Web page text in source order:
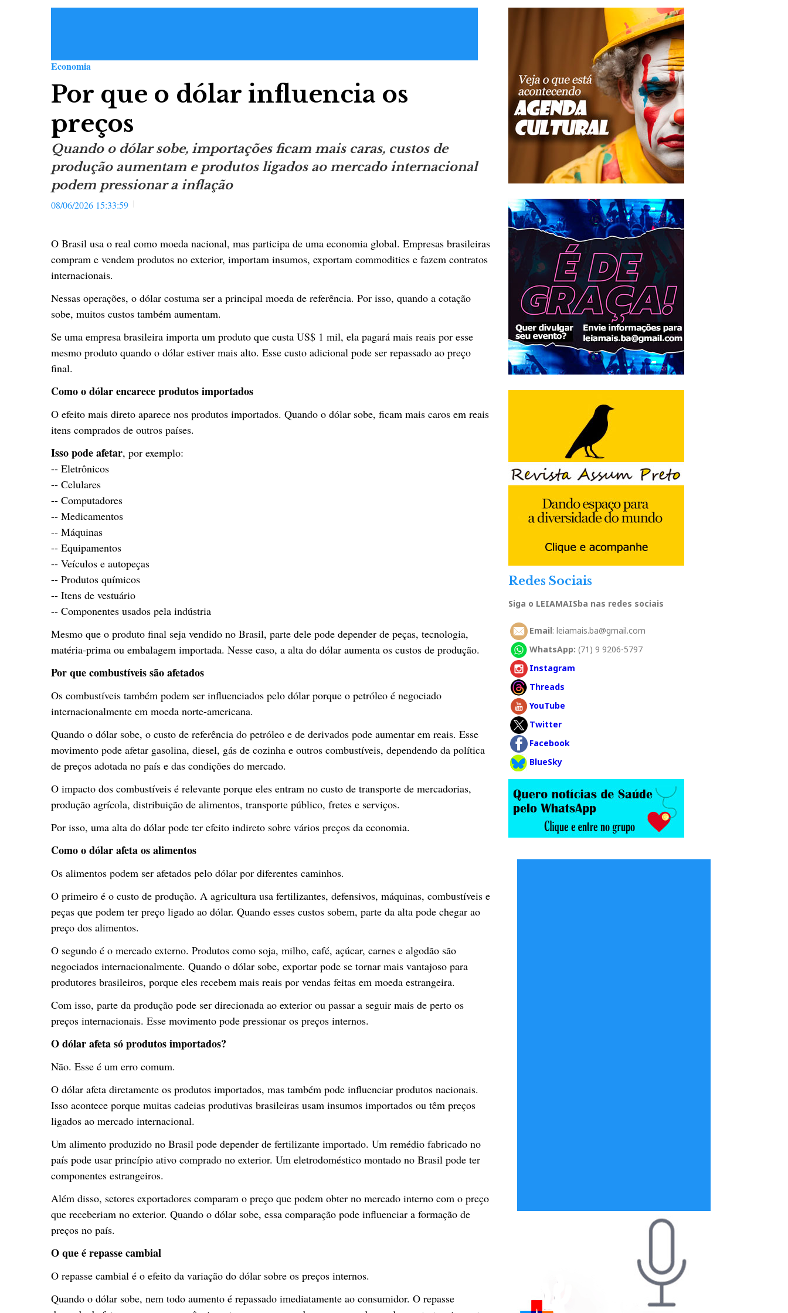
Economia
Por que o dólar influencia os
preços
Quando o dólar sobe, importações ficam mais caras, custos de
produção aumentam e produtos ligados ao mercado internacional
podem pressionar a inflação
08/06/2026 15:33:59
O Brasil usa o real como moeda nacional, mas participa de uma economia global. Empresas brasileiras
compram e vendem produtos no exterior, importam insumos, exportam commodities e fazem contratos
internacionais.
Nessas operações, o dólar costuma ser a principal moeda de referência. Por isso, quando a cotação
sobe, muitos custos também aumentam.
Se uma empresa brasileira importa um produto que custa US$ 1 mil, ela pagará mais reais por esse
mesmo produto quando o dólar estiver mais alto. Esse custo adicional pode ser repassado ao preço
final.
Como o dólar encarece produtos importados
O efeito mais direto aparece nos produtos importados. Quando o dólar sobe, ficam mais caros em reais
itens comprados de outros países.
Isso pode afetar, por exemplo:
-- Eletrônicos
-- Celulares
-- Computadores
-- Medicamentos
-- Máquinas
-- Equipamentos
-- Veículos e autopeças
-- Produtos químicos
-- Itens de vestuário
-- Componentes usados pela indústria
Mesmo que o produto final seja vendido no Brasil, parte dele pode depender de peças, tecnologia,
matéria-prima ou embalagem importada. Nesse caso, a alta do dólar aumenta os custos de produção.
Por que combustíveis são afetados
Os combustíveis também podem ser influenciados pelo dólar porque o petróleo é negociado
internacionalmente em moeda norte-americana.
Quando o dólar sobe, o custo de referência do petróleo e de derivados pode aumentar em reais. Esse
movimento pode afetar gasolina, diesel, gás de cozinha e outros combustíveis, dependendo da política
de preços adotada no país e das condições do mercado.
O impacto dos combustíveis é relevante porque eles entram no custo de transporte de mercadorias,
produção agrícola, distribuição de alimentos, transporte público, fretes e serviços.
Por isso, uma alta do dólar pode ter efeito indireto sobre vários preços da economia.
Como o dólar afeta os alimentos
Os alimentos podem ser afetados pelo dólar por diferentes caminhos.
O primeiro é o custo de produção. A agricultura usa fertilizantes, defensivos, máquinas, combustíveis e
peças que podem ter preço ligado ao dólar. Quando esses custos sobem, parte da alta pode chegar ao
preço dos alimentos.
O segundo é o mercado externo. Produtos como soja, milho, café, açúcar, carnes e algodão são
negociados internacionalmente. Quando o dólar sobe, exportar pode se tornar mais vantajoso para
produtores brasileiros, porque eles recebem mais reais por vendas feitas em moeda estrangeira.
Com isso, parte da produção pode ser direcionada ao exterior ou passar a seguir mais de perto os
preços internacionais. Esse movimento pode pressionar os preços internos.
O dólar afeta só produtos importados?
Não. Esse é um erro comum.
O dólar afeta diretamente os produtos importados, mas também pode influenciar produtos nacionais.
Isso acontece porque muitas cadeias produtivas brasileiras usam insumos importados ou têm preços
ligados ao mercado internacional.
Um alimento produzido no Brasil pode depender de fertilizante importado. Um remédio fabricado no
país pode usar princípio ativo comprado no exterior. Um eletrodoméstico montado no Brasil pode ter
componentes estrangeiros.
Além disso, setores exportadores comparam o preço que podem obter no mercado interno com o preço
que receberiam no exterior. Quando o dólar sobe, essa comparação pode influenciar a formação de
preços no país.
O que é repasse cambial
O repasse cambial é o efeito da variação do dólar sobre os preços internos.
Quando o dólar sobe, nem todo aumento é repassado imediatamente ao consumidor. O repasse
Redes Sociais
Siga o LEIAMAISba nas redes sociais
Email: leiamais.ba@gmail.com
WhatsApp: (71) 9 9206-5797
Instagram
Threads
YouTube
Twitter
Facebook
BlueSky